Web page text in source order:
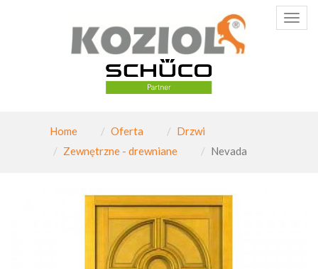
menu
Home Oferta
Drzwi
Zewnętrzne - drewniane
Nevada
PAGINATION_PREV